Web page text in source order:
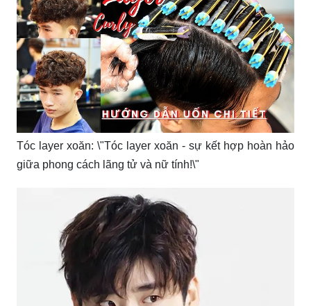
Tóc layer xoăn: \"Tóc layer xoăn - sự kết hợp hoàn hảo
giữa phong cách lãng tử và nữ tính!\"